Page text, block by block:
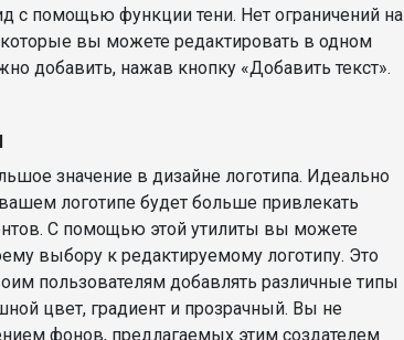
с помощью функции тени. Нет ограничений на
которые вы можете редактировать в одном
добавить, нажав кнопку «Добавить текст».
значение в дизайне логотипа. Идеально
логотипе будет больше привлекать
С помощью этой утилиты вы можете
выбору к редактируемому логотипу. Это
пользователям добавлять различные типы
цвет, градиент и прозрачный. Вы не
фонов, предлагаемых этим создателем